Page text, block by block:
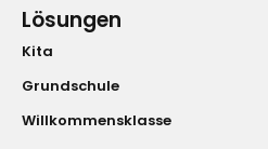
Lösungen
Kita
Grundschule
Willkommensklasse